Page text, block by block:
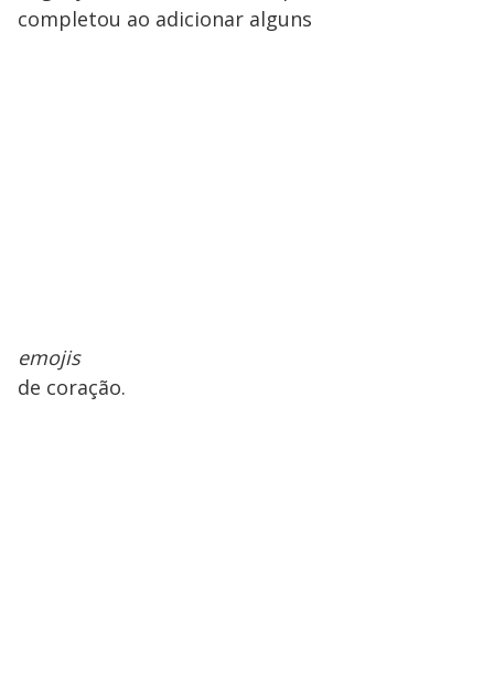
completou ao adicionar alguns
emojis
de coração.